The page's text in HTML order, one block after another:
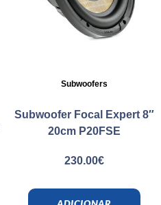
Subwoofers
Subwoofer Focal Expert 8″
20cm P20FSE
230.00€